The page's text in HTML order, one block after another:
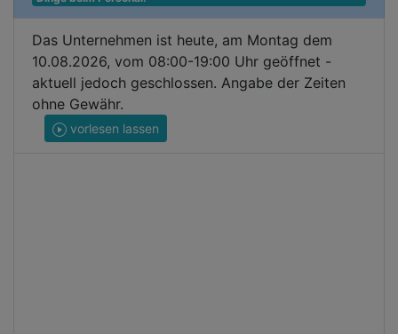
Das Unternehmen ist heute, am Montag dem
10.08.2026, vom 08:00-19:00 Uhr geöffnet -
aktuell jedoch geschlossen. Angabe der Zeiten
ohne Gewähr.
vorlesen lassen